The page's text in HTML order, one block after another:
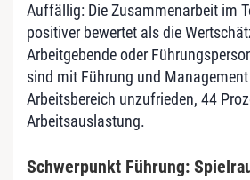
Auffällig: Die Zusammenarbeit im
positiver bewertet als die
Arbeitgebende oder
sind mit Führung und
Arbeitsbereich unzufrieden, 44
Arbeitsauslastung.
Schwerpunkt Führung: